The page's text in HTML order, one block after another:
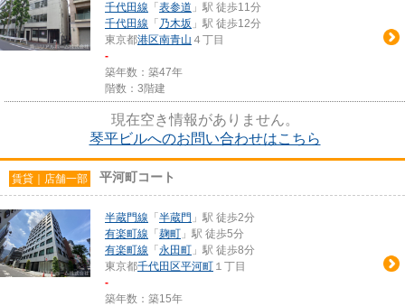
千代田線 「 表参道 」駅 徒歩11分
千代田線 「 乃木坂 」駅 徒歩12分
東京都港区南青山 ４丁目
-
築年数：築47年
階数：3階建
現在空き情報がありません。
琴平ビルへのお問い合わせはこちら
賃貸｜店舗一部 平河町コート
半蔵門線 「 半蔵門 」駅 徒歩2分
有楽町線 「 麹町 」駅 徒歩5分
有楽町線 「 永田町 」駅 徒歩8分
東京都千代田区平河町 １丁目
-
築年数：築15年